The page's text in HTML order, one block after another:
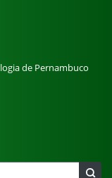
de Pernambuco